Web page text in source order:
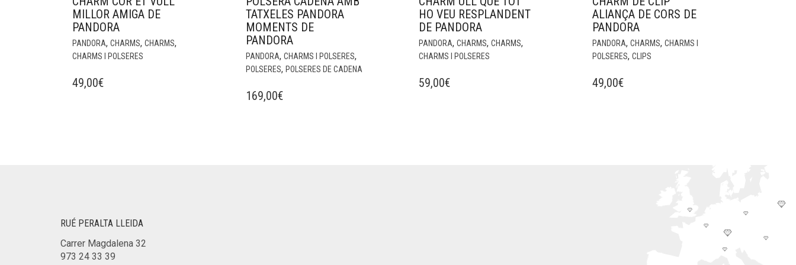
MILLOR AMIGA DE
PANDORA
PANDORA, CHARMS, CHARMS,
CHARMS I POLSERES
49,00€
TATXELES PANDORA
MOMENTS DE
PANDORA
PANDORA, CHARMS I POLSERES,
POLSERES, POLSERES DE CADENA
169,00€
HO VEU RESPLANDENT
DE PANDORA
PANDORA, CHARMS, CHARMS,
CHARMS I POLSERES
59,00€
ALIANÇA DE CORS DE
PANDORA
PANDORA, CHARMS, CHARMS I
POLSERES, CLIPS
49,00€
RUÉ PERALTA LLEIDA
Carrer Magdalena 32
973 24 33 39